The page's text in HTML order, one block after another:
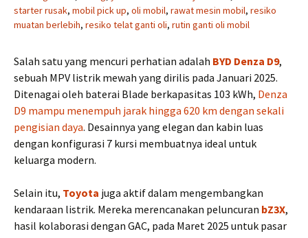
starter rusak, mobil pick up, oli mobil, rawat mesin mobil, resiko
muatan berlebih, resiko telat ganti oli, rutin ganti oli mobil
Salah satu yang mencuri perhatian adalah BYD Denza D9,
sebuah MPV listrik mewah yang dirilis pada Januari 2025.
Ditenagai oleh baterai Blade berkapasitas 103 kWh, Denza
D9 mampu menempuh jarak hingga 620 km dengan sekali
pengisian daya. Desainnya yang elegan dan kabin luas
dengan konfigurasi 7 kursi membuatnya ideal untuk
keluarga modern. ​
Selain itu, Toyota juga aktif dalam mengembangkan
kendaraan listrik. Mereka merencanakan peluncuran bZ3X,
hasil kolaborasi dengan GAC, pada Maret 2025 untuk pasar